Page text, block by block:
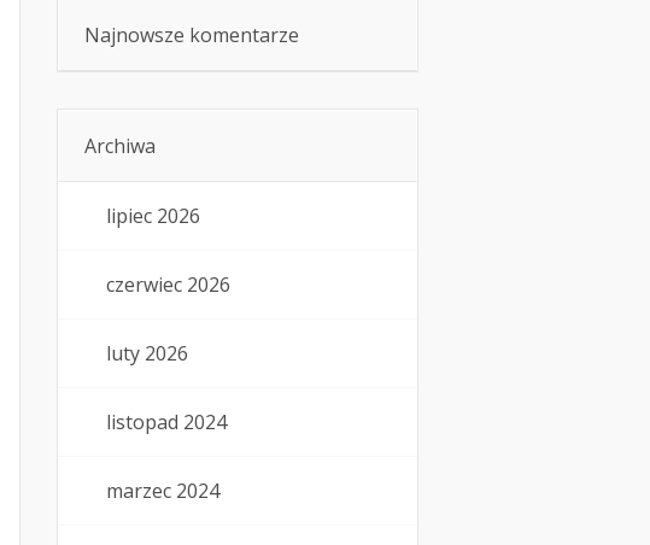
Najnowsze komentarze
Archiwa
lipiec 2026
czerwiec 2026
luty 2026
listopad 2024
marzec 2024